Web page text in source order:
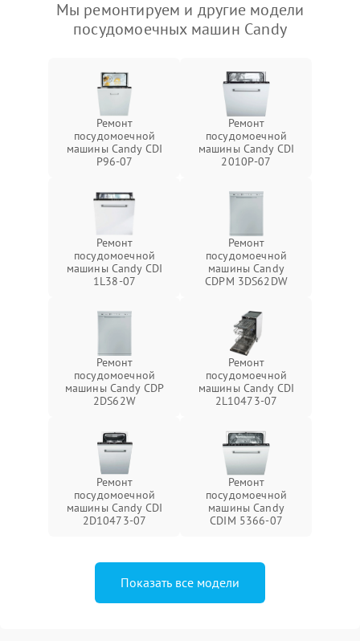
Мы ремонтируем и другие модели
посудомоечных машин Candy
Ремонт
посудомоечной
машины Candy CDI
P96-07
Ремонт
посудомоечной
машины Candy CDI
2010P-07
Ремонт
посудомоечной
машины Candy CDI
1L38-07
Ремонт
посудомоечной
машины Candy
CDPM 3DS62DW
Ремонт
посудомоечной
машины Candy CDP
2DS62W
Ремонт
посудомоечной
машины Candy CDI
2L10473-07
Ремонт
посудомоечной
машины Candy CDI
2D10473-07
Ремонт
посудомоечной
машины Candy
CDIM 5366-07
Показать все модели